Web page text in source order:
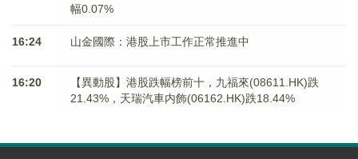
幅0.07%
16:24 山金國際：港股上市工作正常推進中
16:20
【異動股】港股跌幅榜前十，九福來(08611.HK)跌
21.43%，天瑞汽車内飾(06162.HK)跌18.44%